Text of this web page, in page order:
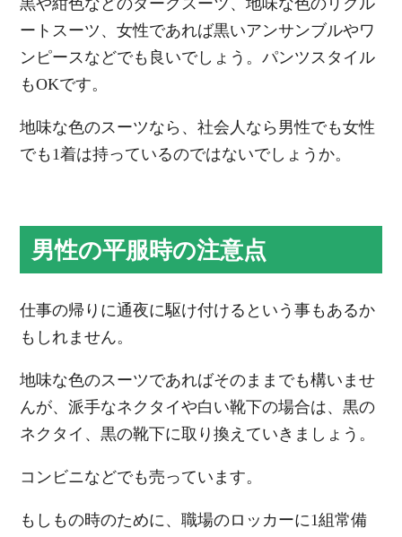
黒や紺色などのダークスーツ、地味な色のリクル
ートスーツ、女性であれば黒いアンサンブルやワ
ンピースなどでも良いでしょう。パンツスタイル
もOKです。
地味な色のスーツなら、社会人なら男性でも女性
でも1着は持っているのではないでしょうか。
男性の平服時の注意点
仕事の帰りに通夜に駆け付けるという事もあるか
もしれません。
地味な色のスーツであればそのままでも構いませ
んが、派手なネクタイや白い靴下の場合は、黒の
ネクタイ、黒の靴下に取り換えていきましょう。
コンビニなどでも売っています。
もしもの時のために、職場のロッカーに1組常備